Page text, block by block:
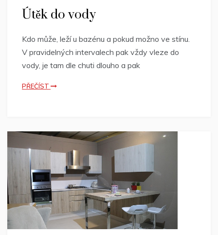
Útěk do vody
Kdo může, leží u bazénu a pokud možno ve stínu.
V pravidelných intervalech pak vždy vleze do
vody, je tam dle chuti dlouho a pak
PŘEČÍST